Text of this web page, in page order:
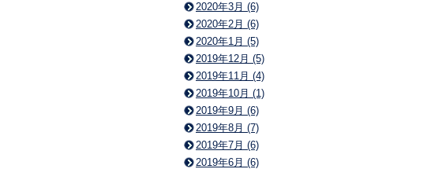
2020年3月 (6)
2020年2月 (6)
2020年1月 (5)
2019年12月 (5)
2019年11月 (4)
2019年10月 (1)
2019年9月 (6)
2019年8月 (7)
2019年7月 (6)
2019年6月 (6)